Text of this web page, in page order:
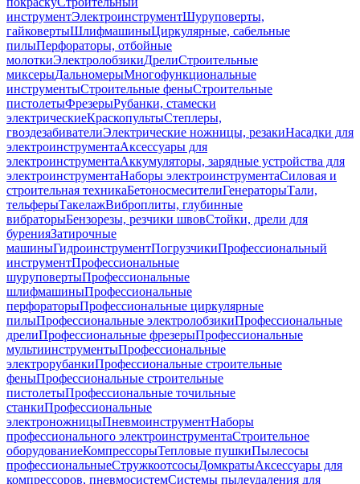
инструментЭлектроинструментШуруповерты,
гайковертыШлифмашиныЦиркулярные, сабельные
пилыПерфораторы, отбойные
молоткиЭлектролобзикиДрелиСтроительные
миксерыДальномерыМногофункциональные
инструментыСтроительные феныСтроительные
пистолетыФрезерыРубанки, стамески
электрическиеКраскопультыСтеплеры,
гвоздезабивателиЭлектрические ножницы, резакиНасадки для
электроинструментаАксессуары для
электроинструментаАккумуляторы, зарядные устройства для
электроинструментаНаборы электроинструментаСиловая и
строительная техникаБетоносмесителиГенераторыТали,
тельферыТакелажВиброплиты, глубинные
вибраторыБензорезы, резчики швовСтойки, дрели для
буренияЗатирочные
машиныГидроинструментПогрузчикиПрофессиональный
инструментПрофессиональные
шуруповертыПрофессиональные
шлифмашиныПрофессиональные
перфораторыПрофессиональные циркулярные
пилыПрофессиональные электролобзикиПрофессиональные
дрелиПрофессиональные фрезерыПрофессиональные
мультиинструментыПрофессиональные
электрорубанкиПрофессиональные строительные
феныПрофессиональные строительные
пистолетыПрофессиональные точильные
станкиПрофессиональные
электроножницыПневмоинструментНаборы
профессионального электроинструментаСтроительное
оборудованиеКомпрессорыТепловые пушкиПылесосы
профессиональныеСтружкоотсосыДомкратыАксессуары для
компрессоров, пневмосистемСистемы пылеудаления для